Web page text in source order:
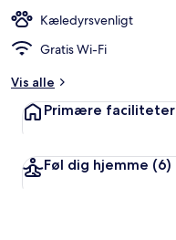
Kæledyrsvenligt
Gratis Wi-Fi
Vis alle
Primære faciliteter
Føl dig hjemme (6)